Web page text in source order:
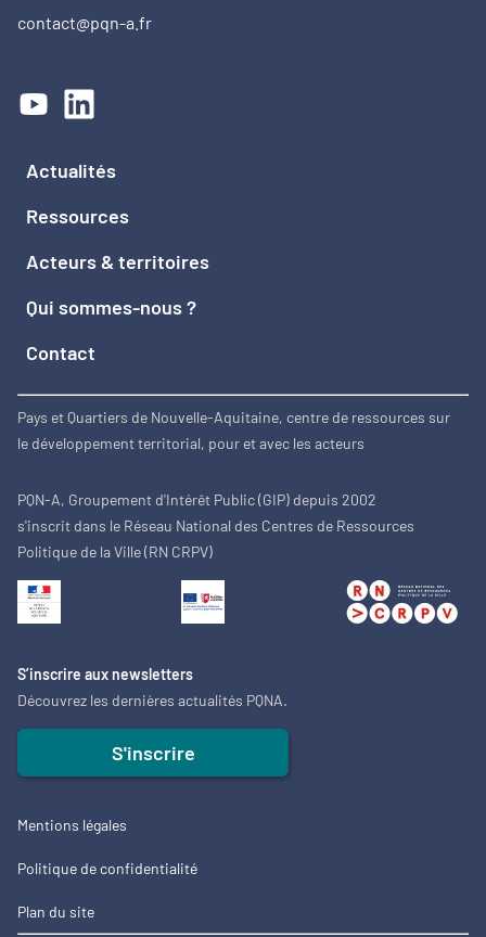
contact@pqn-a.fr
Actualités
Ressources
Acteurs & territoires
Qui sommes-nous ?
Contact
Pays et Quartiers de Nouvelle-Aquitaine, centre de ressources sur
le développement territorial, pour et avec les acteurs
PQN-A, Groupement d'Intérêt Public (GIP) depuis 2002
s'inscrit dans le Réseau National des Centres de Ressources
Politique de la Ville (RN CRPV)
S’inscrire aux newsletters
Découvrez les dernières actualités PQNA.
S'inscrire
Mentions légales
Politique de confidentialité
Plan du site